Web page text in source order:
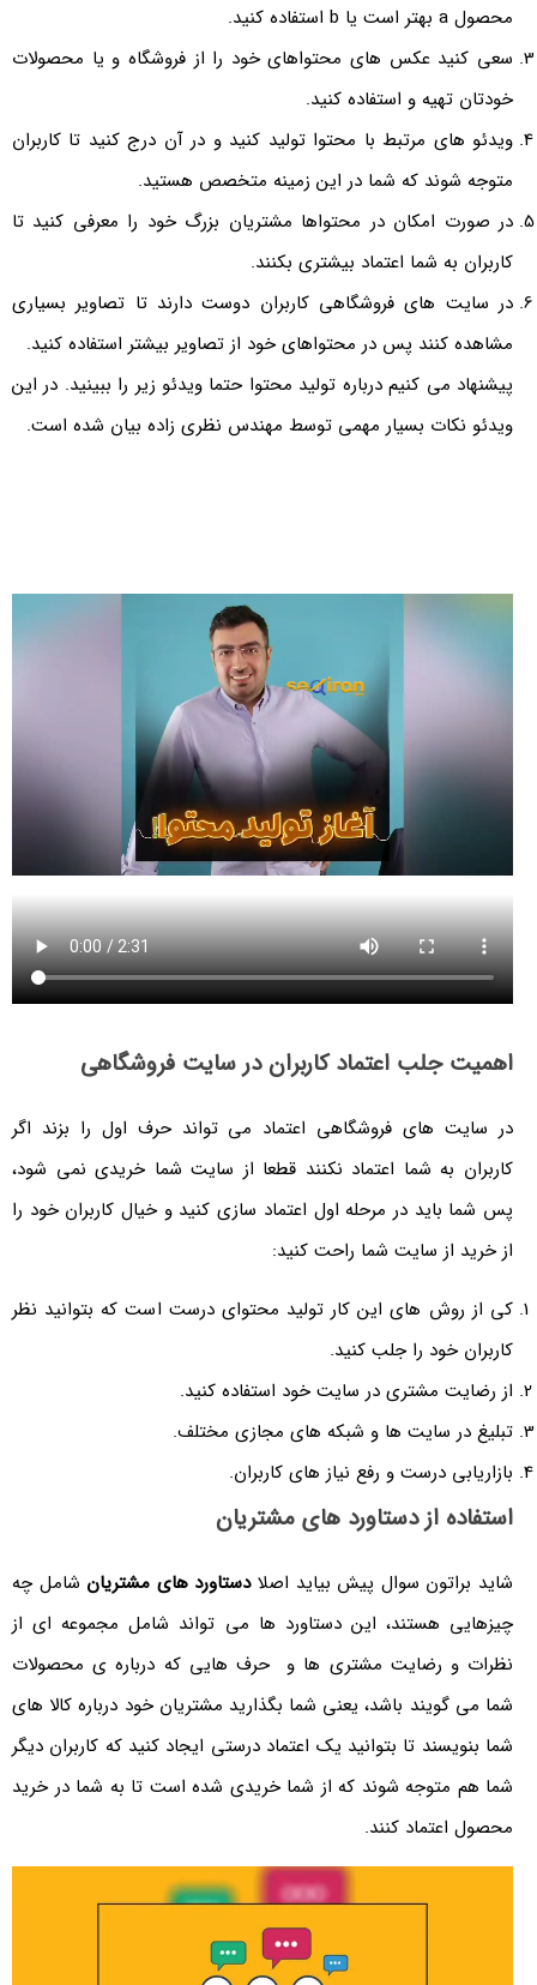
محصول a بهتر است یا b استفاده کنید.
سعی کنید عکس های محتواهای خود را از فروشگاه و یا محصولات
خودتان تهیه و استفاده کنید.
ویدئو های مرتبط با محتوا تولید کنید و در آن درج کنید تا کاربران
متوجه شوند که شما در این زمینه متخصص هستید.
در صورت امکان در محتواها مشتریان بزرگ خود را معرفی کنید تا
کاربران به شما اعتماد بیشتری بکنند.
در سایت های فروشگاهی کاربران دوست دارند تا تصاویر بسیاری
مشاهده کنند پس در محتواهای خود از تصاویر بیشتر استفاده کنید.
پیشنهاد می کنیم درباره تولید محتوا حتما ویدئو زیر را ببینید. در این
ویدئو نکات بسیار مهمی توسط مهندس نظری زاده بیان شده است.
اهمیت جلب اعتماد کاربران در سایت فروشگاهی
در سایت های فروشگاهی اعتماد می تواند حرف اول را بزند اگر
کاربران به شما اعتماد نکنند قطعا از سایت شما خریدی نمی شود،
پس شما باید در مرحله اول اعتماد سازی کنید و خیال کاربران خود را
از خرید از سایت شما راحت کنید:
کی از روش های این کار تولید محتوای درست است که بتوانید نظر
کاربران خود را جلب کنید.
از رضایت مشتری در سایت خود استفاده کنید.
تبلیغ در سایت ها و شبکه های مجازی مختلف.
بازاریابی درست و رفع نیاز های کاربران.
استفاده از دستاورد های مشتریان
شاید براتون سوال پیش بیاید اصلادستاورد های مشتریانشامل چه
چیزهایی هستند، این دستاورد ها می تواند شامل مجموعه ای از
نظرات و رضایت مشتری ها و حرف هایی که درباره ی محصولات
شما می گویند باشد، یعنی شما بگذارید مشتریان خود درباره کالا های
شما بنویسند تا بتوانید یک اعتماد درستی ایجاد کنید که کاربران دیگر
شما هم متوجه شوند که از شما خریدی شده است تا به شما در خرید
محصول اعتماد کنند.